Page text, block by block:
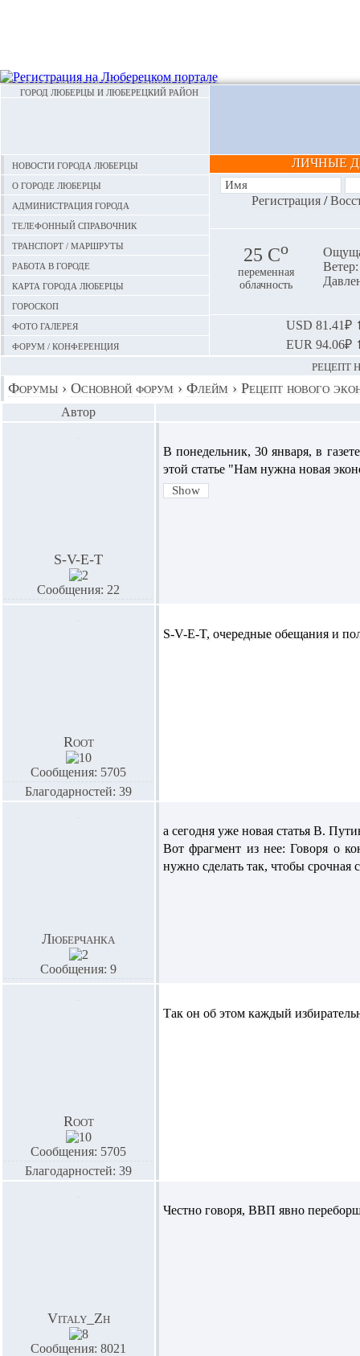
ГОРОД ЛЮБЕРЦЫ И ЛЮБЕРЕЦКИЙ РАЙОН
Новости города Люберцы
О городе Люберцы
Администрация города
Телефонный справочник
Транспорт / маршруты
Работа в городе
Карта города Люберцы
Гороскоп
Фото галерея
Форум / конференция
ЛИЧНЫЕ
Регистрация/
25 Сo
переменная
облачность
USD 81.41₽
EUR 94.06₽
РЕЦЕПТ
Форумы › Основной форум › Флейм › Рецепт нового
Автор
S-V-E-T
Сообщения: 22
В понедельник, 30 января, в
этой статье "Нам нужна новая
Root
Сообщения: 5705
Благодарностей: 39
S-V-E-T, очередные обещания и
Люберчанка
Сообщения: 9
а сегодня уже новая статья В.
Вот фрагмент из нее: Говоря о
нужно сделать так, чтобы срочная
Root
Сообщения: 5705
Благодарностей: 39
Так он об этом каждый
Vitaly_Zh
Сообщения: 8021
Честно говоря, ВВП явно